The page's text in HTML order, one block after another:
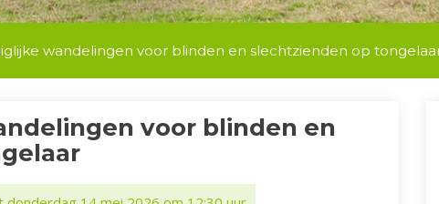
wandelingen voor blinden en slechtzienden op
voor blinden en